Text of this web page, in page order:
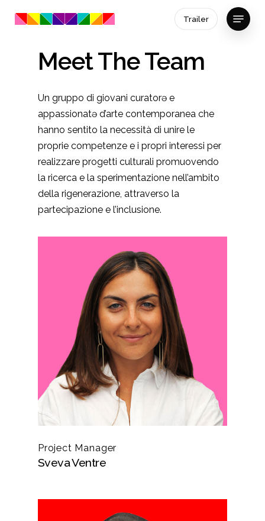
Trailer
Menu
Meet The Team
Un gruppo di giovani curatorə e
appassionatə d’arte contemporanea che
hanno sentito la necessità di unire le
proprie competenze e i propri interessi per
realizzare progetti culturali promuovendo
la ricerca e la sperimentazione nell’ambito
della rigenerazione, attraverso la
partecipazione e l’inclusione.
Project Manager
Sveva Ventre